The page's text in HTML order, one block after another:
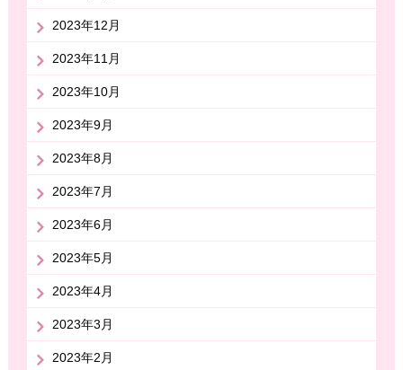
2023年12月
2023年11月
2023年10月
2023年9月
2023年8月
2023年7月
2023年6月
2023年5月
2023年4月
2023年3月
2023年2月